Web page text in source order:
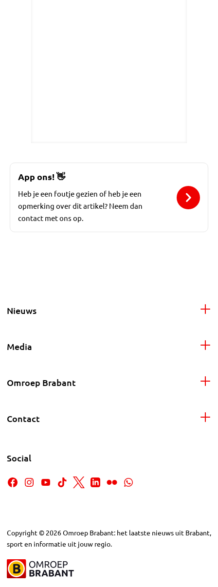
App ons!👋
Heb je een foutje gezien of heb je een
opmerking over dit artikel? Neem dan
contact met ons op.
Nieuws
Media
Omroep Brabant
Contact
Social
Copyright © 2026Omroep Brabant: het laatste nieuws uit Brabant,
sport en informatie uit jouw regio.